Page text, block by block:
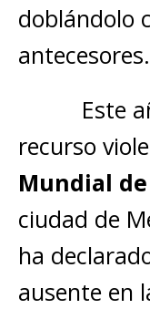
doblándolo
antecesores.
Este año
recurso
Mundial
ciudad de
ha
ausente en